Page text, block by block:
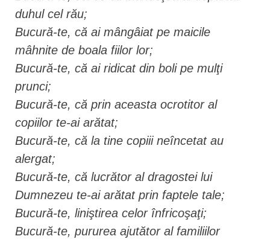
duhul cel rău;
Bucură-te, că ai mângâiat pe maicile
mâhnite de boala fiilor lor;
Bucură-te, că ai ridicat din boli pe mulţi
prunci;
Bucură-te, că prin aceasta ocrotitor al
copiilor te-ai arătat;
Bucură-te, că la tine copiii neîncetat au
alergat;
Bucură-te, că lucrător al dragostei lui
Dumnezeu te-ai arătat prin faptele tale;
Bucură-te, liniştirea celor înfricoşaţi;
Bucură-te, pururea ajutător al familiilor